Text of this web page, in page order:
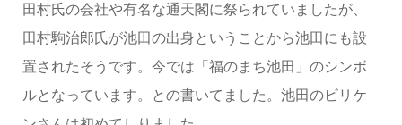
田村氏の会社や有名な通天閣に祭られていましたが、
田村駒治郎氏が池田の出身ということから池田にも設
置されたそうです。今では「福のまち池田」のシンボ
ルとなっています。との書いてました。池田のビリケ